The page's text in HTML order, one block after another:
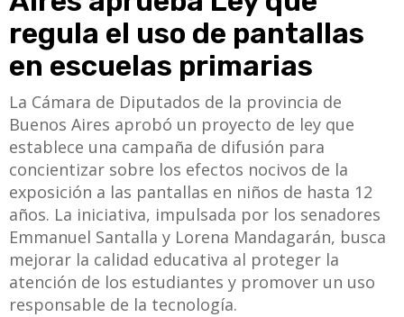
regula el uso de pantallas
en escuelas primarias
La Cámara de Diputados de la provincia de
Buenos Aires aprobó un proyecto de ley que
establece una campaña de difusión para
concientizar sobre los efectos nocivos de la
exposición a las pantallas en niños de hasta 12
años. La iniciativa, impulsada por los senadores
Emmanuel Santalla y Lorena Mandagarán, busca
mejorar la calidad educativa al proteger la
atención de los estudiantes y promover un uso
responsable de la tecnología.